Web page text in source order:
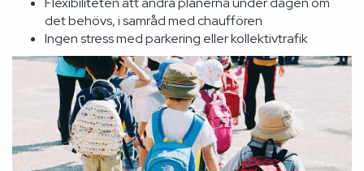
det behövs, i samråd med chauffören
Ingen stress med parkering eller kollektivtrafik